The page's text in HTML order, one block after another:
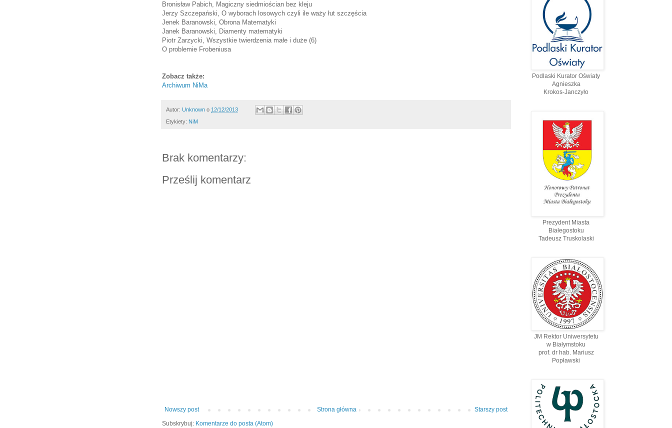
Bronisław Pabich, Magiczny siedmiościan bez kleju
Jerzy Szczepański, O wyborach losowych czyli ile waży łut szczęścia
Jenek Baranowski, Obrona Matematyki
Janek Baranowski, Diamenty matematyki
Piotr Zarzycki, Wszystkie twierdzenia małe i duże (6)
O problemie Frobeniusa
Zobacz także:
Archiwum NiMa
Autor: Unknown o 12/12/2013
Etykiety: NiM
Brak komentarzy:
Prześlij komentarz
Nowszy post Starszy post
Strona główna
Subskrybuj: Komentarze do posta (Atom)
Podlaski Kurator Oświaty
Agnieszka
Krokos-Janczyło
Prezydent Miasta
Białegostoku
Tadeusz Truskolaski
JM Rektor Uniwersytetu
w Białymstoku
prof. dr hab. Mariusz
Popławski